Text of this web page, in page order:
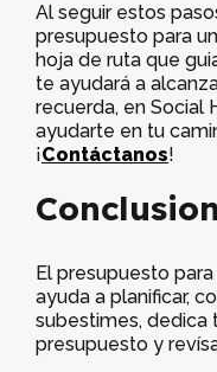
Al seguir estos
presupuesto para
hoja de ruta que
te ayudará a
recuerda, en Social
ayudarte en tu
¡Contáctanos!
El presupuesto
ayuda a planificar,
subestimes, dedica
presupuesto y